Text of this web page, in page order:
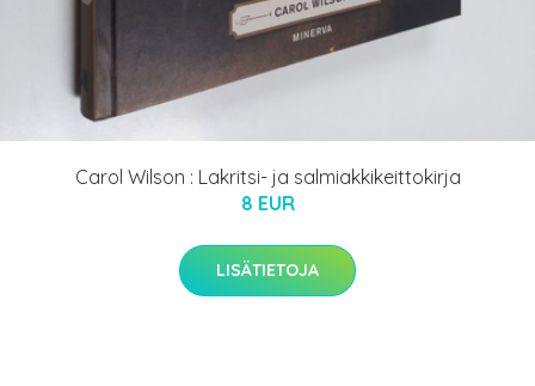
Carol Wilson : Lakritsi- ja salmiakkikeittokirja
8 EUR
LISÄTIETOJA